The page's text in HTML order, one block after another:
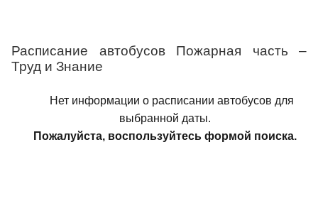
Расписание автобусов Пожарная часть –
Труд и Знание
Нет информации о расписании автобусов для
выбранной даты.
Пожалуйста, воспользуйтесь формой поиска.